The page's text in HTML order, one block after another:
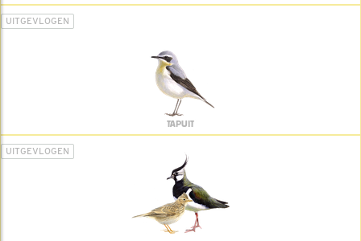
UITGEVLOGEN
TAPUIT
UITGEVLOGEN